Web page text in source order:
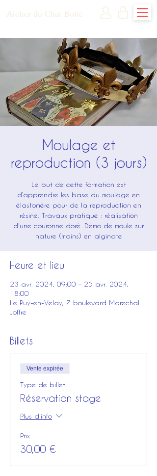
Atelier du Chat Botté
Moulage et
reproduction (3 jours)
Le but de cette formation est
d’apprendre les base du moulage en
élastomère pour de la reproduction en
résine. Travaux pratique : réalisation
d'une couronne doré. Démo de moule sur
nature (mains) en alginate
Heure et lieu
23 avr. 2024, 09:00 – 25 avr. 2024,
18:00
Le Puy-en-Velay, 7 boulevard Marechal
Joffre
Billets
Vente expirée
Type de billet
Réservation stage
Plus d'info
Prix
30,00 €